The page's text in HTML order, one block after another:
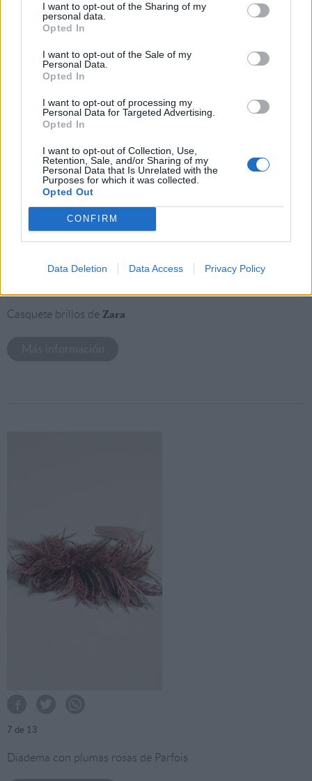
I want to opt-out of the Sharing of my
personal data.
Opted In
I want to opt-out of the Sale of my
Personal Data.
Opted In
I want to opt-out of processing my
Personal Data for Targeted Advertising.
Opted In
I want to opt-out of Collection, Use,
Retention, Sale, and/or Sharing of my
Personal Data that Is Unrelated with the
Purposes for which it was collected.
Opted Out
CONFIRM
Data Deletion Data Access Privacy Policy
Casquete brillos de Zara
7 de 13
Diadema con plumas rosas de Parfois